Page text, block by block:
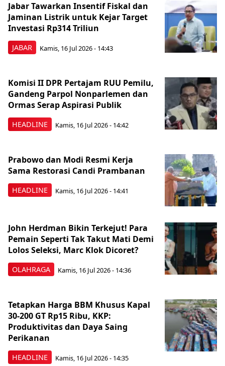
JABAR
Jabar Tawarkan Insentif Fiskal dan
Jaminan Listrik untuk Kejar Target
Investasi Rp314 Triliun
Kamis, 16 Jul 2026 - 14:43
HEADLINE
Komisi II DPR Pertajam RUU Pemilu,
Gandeng Parpol Nonparlemen dan
Ormas Serap Aspirasi Publik
Kamis, 16 Jul 2026 - 14:42
HEADLINE
Prabowo dan Modi Resmi Kerja
Sama Restorasi Candi Prambanan
Kamis, 16 Jul 2026 - 14:41
OLAHRAGA
John Herdman Bikin Terkejut! Para
Pemain Seperti Tak Takut Mati Demi
Lolos Seleksi, Marc Klok Dicoret?
Kamis, 16 Jul 2026 - 14:36
HEADLINE
Tetapkan Harga BBM Khusus Kapal
30-200 GT Rp15 Ribu, KKP:
Produktivitas dan Daya Saing
Perikanan
Kamis, 16 Jul 2026 - 14:35